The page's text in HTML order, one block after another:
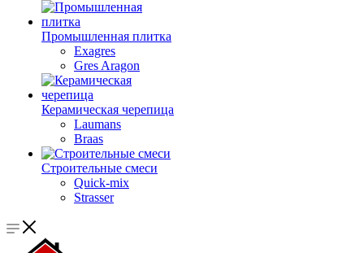
Промышленная плитка
Exagres
Gres Aragon
Керамическая черепица
Laumans
Braas
Строительные смеси
Quick-mix
Strasser